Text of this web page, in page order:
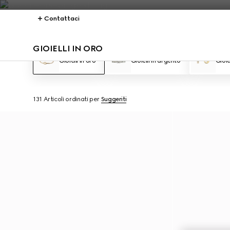
Contattaci
GIOIELLI IN ORO
Gioielli in oro Gioielli in argento
131 Articoli ordinati per Suggeriti